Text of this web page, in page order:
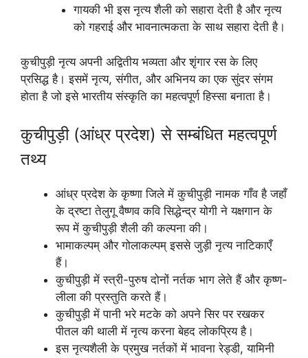
गायकी भी इस नृत्य शैली को सहारा देती है और नृत्य
को गहराई और भावनात्मकता के साथ सहारा देती है।
कुचीपुड़ी नृत्य अपनी अद्वितीय भव्यता और शृंगार रस के लिए
प्रसिद्ध है। इसमें नृत्य, संगीत, और अभिनय का एक सुंदर संगम
होता है जो इसे भारतीय संस्कृति का महत्वपूर्ण हिस्सा बनाता है।
कुचीपुड़ी (आंध्र प्रदेश) से सम्बंधित महत्वपूर्ण
तथ्य
आंध्र प्रदेश के कृष्णा जिले में कुचीपुड़ी नामक गाँव है जहाँ
के द्रष्टा तेलुगू वैष्णव कवि सिद्धेन्द्र योगी ने यक्षगान के
रूप में कुचीपुड़ी शैली की कल्पना की।
भामाकल्पम् और गोलाकल्पम् इससे जुड़ी नृत्य नाटिकाएँ
हैं।
कुचीपुड़ी में स्त्री-पुरुष दोनों नर्तक भाग लेते हैं और कृष्ण-
लीला की प्रस्तुति करते हैं।
कुचीपुड़ी में पानी भरे मटके को अपने सिर पर रखकर
पीतल की थाली में नृत्य करना बेहद लोकप्रिय है।
इस नृत्यशैली के प्रमुख नर्तकों में भावना रेड्डी, यामिनी